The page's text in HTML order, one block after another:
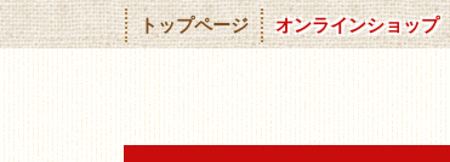
トップページ オンラインショップ